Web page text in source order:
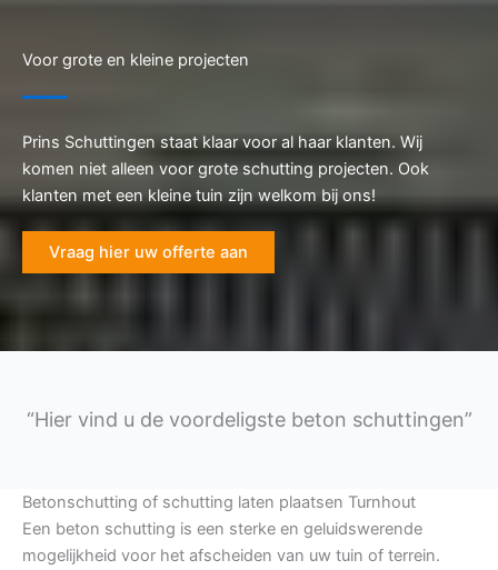
Voor grote en kleine projecten
Prins Schuttingen staat klaar voor al haar klanten. Wij
komen niet alleen voor grote schutting projecten. Ook
klanten met een kleine tuin zijn welkom bij ons!
Vraag hier uw offerte aan
“Hier vind u de voordeligste beton schuttingen”
Betonschutting of schutting laten plaatsen Turnhout
Een beton schutting is een sterke en geluidswerende
mogelijkheid voor het afscheiden van uw tuin of terrein.